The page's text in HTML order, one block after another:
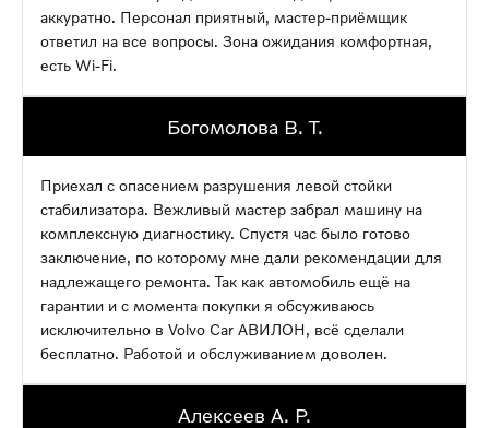
аккуратно. Персонал приятный, мастер-приёмщик
ответил на все вопросы. Зона ожидания комфортная,
есть Wi-Fi.
Богомолова В. Т.
Приехал с опасением разрушения левой стойки
стабилизатора. Вежливый мастер забрал машину на
комплексную диагностику. Спустя час было готово
заключение, по которому мне дали рекомендации для
надлежащего ремонта. Так как автомобиль ещё на
гарантии и с момента покупки я обсуживаюсь
исключительно в Volvo Car АВИЛОН, всё сделали
бесплатно. Работой и обслуживанием доволен.
Алексеев А. Р.